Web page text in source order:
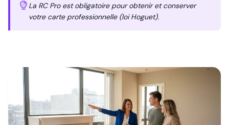
La RC Pro est obligatoire pour obtenir et conserver
votre carte professionnelle (loi Hoguet).